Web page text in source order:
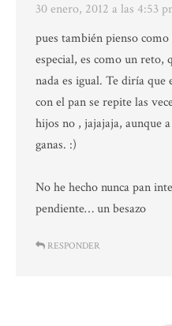
30 enero, 2012 a las 4:53
pues también pienso
especial, es como un reto,
nada es igual. Te diría
con el pan se repite las
hijos no , jajajaja, aunque
ganas. :)
No he hecho nunca pan
pendiente… un besazo
RESPONDER